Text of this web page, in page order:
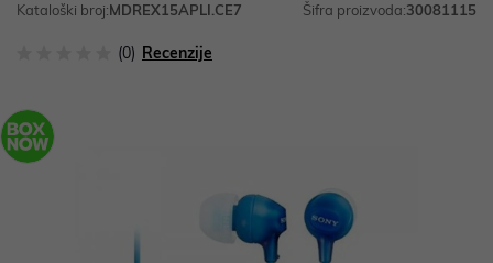
Kataloški broj:MDREX15APLI.CE7 Šifra proizvoda:30081115
(0) Recenzije